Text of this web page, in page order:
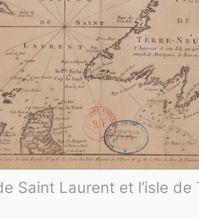
Saint Laurent et l’isle de